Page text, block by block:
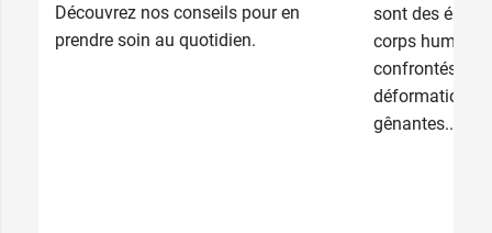
Découvrez nos conseils pour en
prendre soin au quotidien.
sont des
corps humain.
confrontés à
déformations
gênantes...